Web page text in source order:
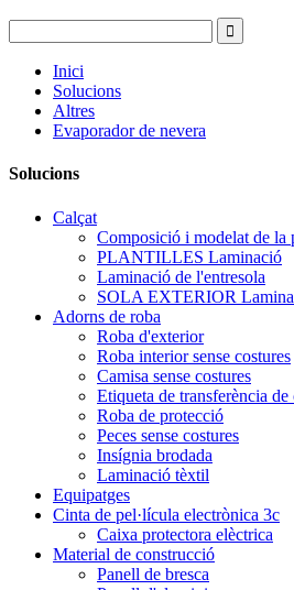
Inici
Solucions
Altres
Evaporador de nevera
Solucions
Calçat
Composició i modelat de la
PLANTILLES Laminació
Laminació de l'entresola
SOLA EXTERIOR
Adorns de roba
Roba d'exterior
Roba interior sense costures
Camisa sense costures
Etiqueta de transferència de
Roba de protecció
Peces sense costures
Insígnia brodada
Laminació tèxtil
Equipatges
Cinta de pel·lícula electrònica 3c
Caixa protectora elèctrica
Material de construcció
Panell de bresca